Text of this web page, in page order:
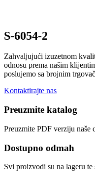
S-6054-2
Zahvaljujući izuzetnom
odnosu prema našim
poslujemo sa brojnim
Kontaktirajte nas
Preuzmite katalog
Preuzmite PDF verziju naše
Dostupno odmah
Svi proizvodi su na lageru te